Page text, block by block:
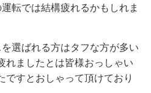
転では結構疲れるかもしれま
選ばれる方はタフな方が多い
れましたとは皆様おっしゃい
ですとおしゃって頂けており